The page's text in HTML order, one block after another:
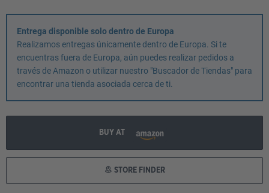
Entrega disponible solo dentro de Europa
Realizamos entregas únicamente dentro de Europa. Si te
encuentras fuera de Europa, aún puedes realizar pedidos a
través de Amazon o utilizar nuestro "Buscador de Tiendas" para
encontrar una tienda asociada cerca de ti.
BUY AT
STORE FINDER